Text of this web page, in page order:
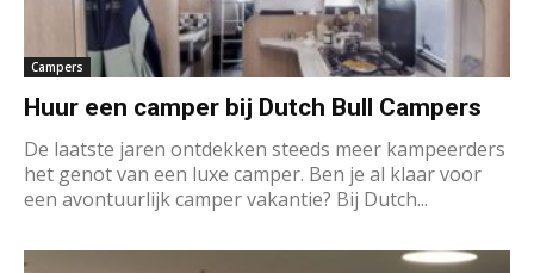
Campers
Huur een camper bij Dutch Bull Campers
De laatste jaren ontdekken steeds meer kampeerders
het genot van een luxe camper. Ben je al klaar voor
een avontuurlijk camper vakantie? Bij Dutch...